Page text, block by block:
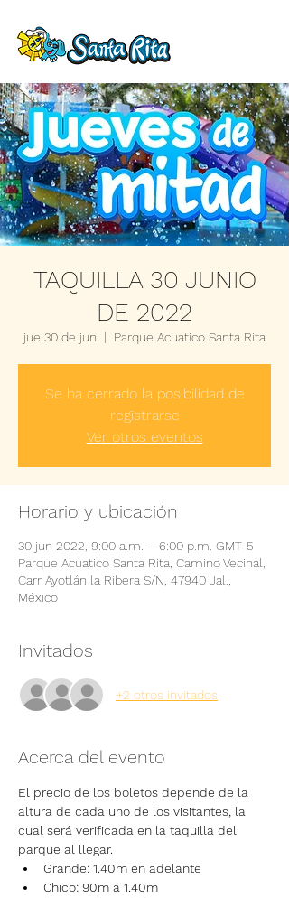
TAQUILLA 30 JUNIO
DE 2022
jue 30 de jun
  |
Parque Acuatico Santa Rita
Se ha cerrado la posibilidad de
registrarse
Ver otros eventos
Horario y ubicación
30 jun 2022, 9:00 a.m. – 6:00 p.m. GMT-5
Parque Acuatico Santa Rita, Camino Vecinal,
Carr Ayotlán la Ribera S/N, 47940 Jal.,
México
Invitados
+2 otros invitados
Acerca del evento
El precio de los boletos depende de la
altura de cada uno de los visitantes, la
cual será verificada en la taquilla del
parque al llegar.
Grande: 1.40m en adelante
Chico: 90m a 1.40m